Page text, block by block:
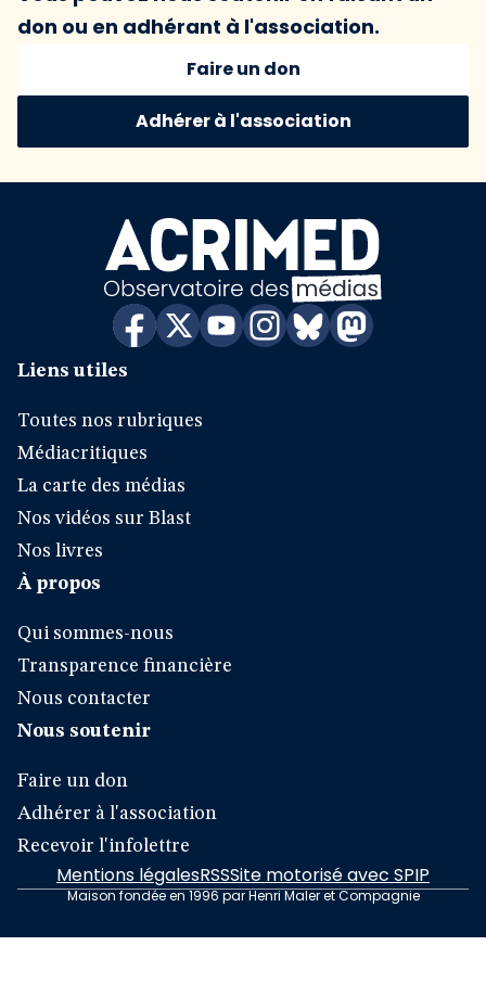
don ou en adhérant à l'association.
Faire un don
Adhérer à l'association
Liens utiles
Toutes nos rubriques
Médiacritiques
La carte des médias
Nos vidéos sur Blast
Nos livres
À propos
Qui sommes-nous
Transparence financière
Nous contacter
Nous soutenir
Faire un don
Adhérer à l'association
Recevoir l'infolettre
Mentions légalesRSSSite motorisé avec SPIP
Maison fondée en 1996 par Henri Maler et Compagnie